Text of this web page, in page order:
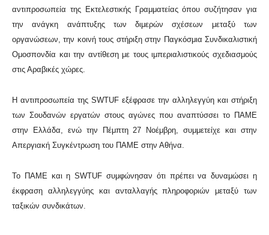
αντιπροσωπεία της Εκτελεστικής Γραμματείας όπου συζήτησαν για
την ανάγκη ανάπτυξης των διμερών σχέσεων μεταξύ των
οργανώσεων, την κοινή τους στήριξη στην Παγκόσμια Συνδικαλιστική
Ομοσπονδία και την αντίθεση με τους ιμπεριαλιστικούς σχεδιασμούς
στις Αραβικές χώρες.
Η αντιπροσωπεία της SWTUF εξέφρασε την αλληλεγγύη και στήριξη
των Σουδανών εργατών στους αγώνες που αναπτύσσει το ΠΑΜΕ
στην Ελλάδα, ενώ την Πέμπτη 27 Νοέμβρη, συμμετείχε και στην
Απεργιακή Συγκέντρωση του ΠΑΜΕ στην Αθήνα.
Το ΠΑΜΕ και η SWTUF συμφώνησαν ότι πρέπει να δυναμώσει η
έκφραση αλληλεγγύης και ανταλλαγής πληροφοριών μεταξύ των
ταξικών συνδικάτων.